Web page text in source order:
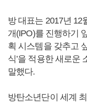
방 대표는 2017년 12
개(IPO)를 진행하기
획 시스템을 갖추고
식’을 적용한 새로운
말했다.
방탄소년단이 세계